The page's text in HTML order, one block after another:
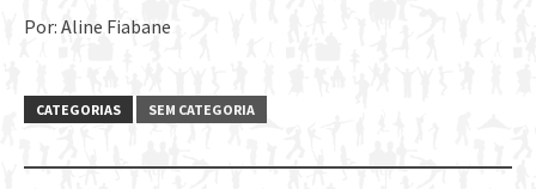
Por: Aline Fiabane
CATEGORIAS SEM CATEGORIA